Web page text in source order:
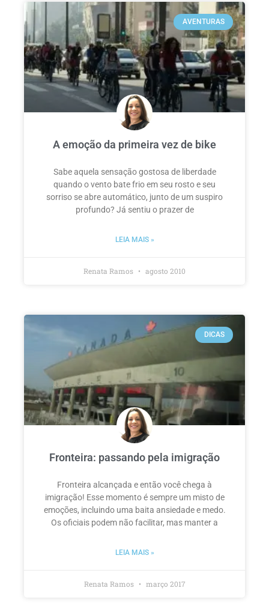
AVENTURAS
A emoção da primeira vez de bike
Sabe aquela sensação gostosa de liberdade
quando o vento bate frio em seu rosto e seu
sorriso se abre automático, junto de um suspiro
profundo? Já sentiu o prazer de
LEIA MAIS »
Renata Ramos agosto 2010
DICAS
Fronteira: passando pela imigração
Fronteira alcançada e então você chega à
imigração! Esse momento é sempre um misto de
emoções, incluindo uma baita ansiedade e medo.
Os oficiais podem não facilitar, mas manter a
LEIA MAIS »
Renata Ramos março 2017